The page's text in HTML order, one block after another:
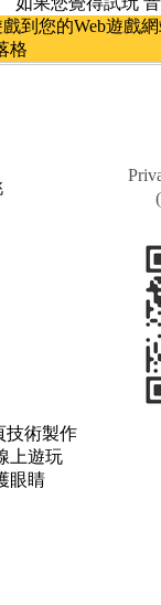
到您的Web遊戲
格
技術製作
上遊玩
眼睛